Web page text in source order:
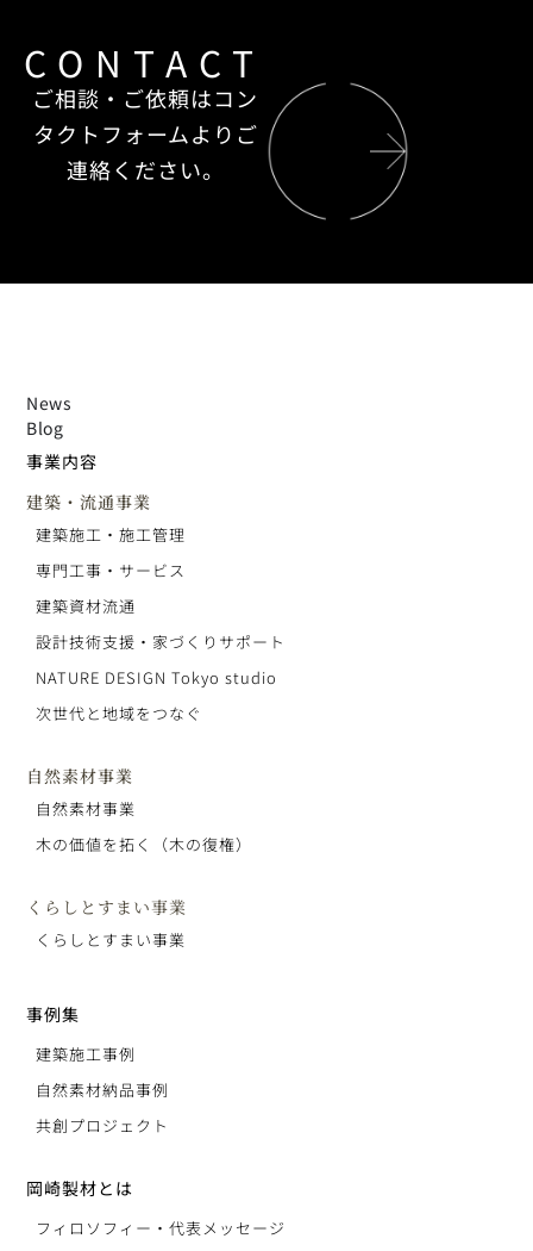
CONTACT
ご相談・ご依頼はコン
タクトフォームよりご
連絡ください。
News
Blog
事業内容
建築・流通事業
建築施工・施工管理
専門工事・サービス
建築資材流通
設計技術支援・家づくりサポート
NATURE DESIGN Tokyo studio
次世代と地域をつなぐ
自然素材事業
自然素材事業
木の価値を拓く（木の復権）
くらしとすまい事業
くらしとすまい事業
事例集
建築施工事例
自然素材納品事例
共創プロジェクト
岡崎製材とは
フィロソフィー・代表メッセージ